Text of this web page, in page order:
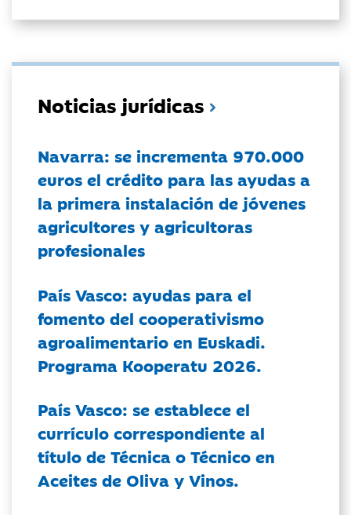
Noticias jurídicas
Navarra: se incrementa 970.000
euros el crédito para las ayudas a
la primera instalación de jóvenes
agricultores y agricultoras
profesionales
País Vasco: ayudas para el
fomento del cooperativismo
agroalimentario en Euskadi.
Programa Kooperatu 2026.
País Vasco: se establece el
currículo correspondiente al
título de Técnica o Técnico en
Aceites de Oliva y Vinos.